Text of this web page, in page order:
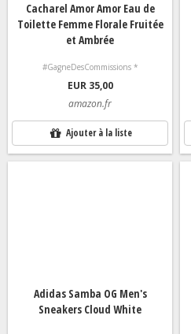
Cacharel Amor Amor Eau de
Toilette Femme Florale Fruitée
et Ambrée
#GagneDesCommissions *
EUR 35,00
amazon.fr
Ajouter à la liste
Adidas Samba OG Men's
Sneakers Cloud White